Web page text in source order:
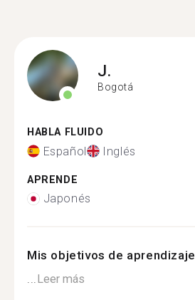
J.
Bogotá
HABLA FLUIDO
Español Inglés
APRENDE
Japonés
Mis objetivos de aprendizaje
...Leer más